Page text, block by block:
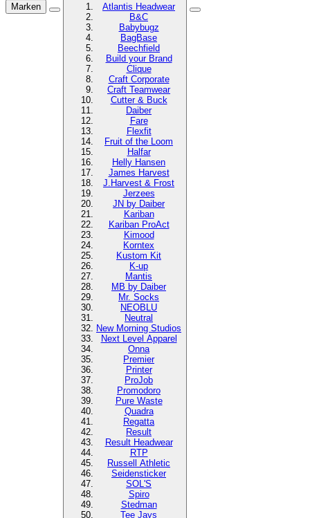
Marken
Atlantis Headwear
B&C
Babybugz
BagBase
Beechfield
Build your Brand
Clique
Craft Corporate
Craft Teamwear
Cutter & Buck
Daiber
Fare
Flexfit
Fruit of the Loom
Halfar
Helly Hansen
James Harvest
J.Harvest & Frost
Jerzees
JN by Daiber
Kariban
Kariban ProAct
Kimood
Korntex
Kustom Kit
K-up
Mantis
MB by Daiber
Mr. Socks
NEOBLU
Neutral
New Morning Studios
Next Level Apparel
Onna
Premier
Printer
ProJob
Promodoro
Pure Waste
Quadra
Regatta
Result
Result Headwear
RTP
Russell Athletic
Seidensticker
SOL'S
Spiro
Stedman
Tee Jays